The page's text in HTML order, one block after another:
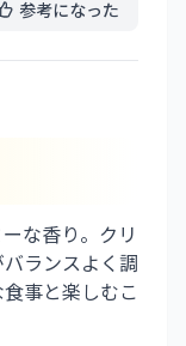
参考になった
な香り。クリ
ランスよく調
事と楽しむこ